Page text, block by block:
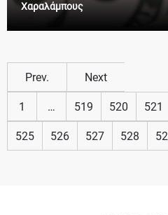
Χαραλάμπους
Prev. Next
1 … 519 520 521
525 526 527 528